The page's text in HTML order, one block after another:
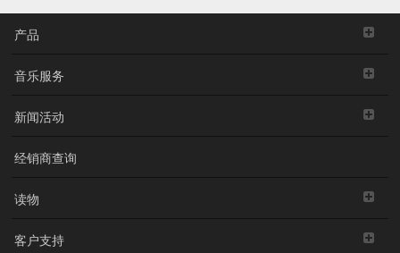
产品
音乐服务
新闻活动
经销商查询
读物
客户支持